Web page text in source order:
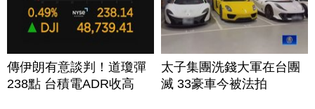
傳伊朗有意談判！道瓊彈
238點 台積電ADR收高
太子集團洗錢大軍在台團
滅 33豪車今被法拍